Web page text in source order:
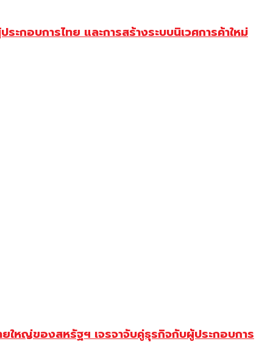
กอบการไทย และการสร้างระบบนิเวศการค้าใหม่
หญ่ของสหรัฐฯ เจรจาจับคู่ธุรกิจกับผู้ประกอบการ